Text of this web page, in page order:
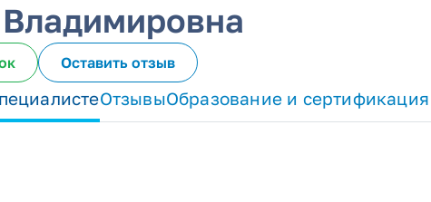
Оставить отзыв
ОтзывыОбразование и сертификация